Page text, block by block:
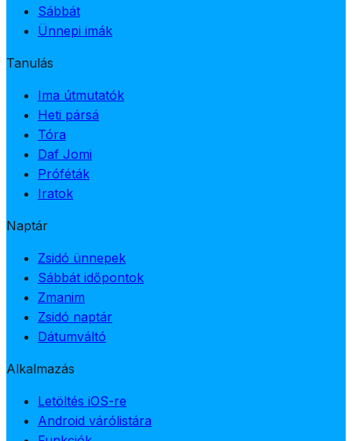
Sábbát
Ünnepi imák
Tanulás
Ima útmutatók
Heti pársá
Tóra
Daf Jomi
Próféták
Iratok
Naptár
Zsidó ünnepek
Sábbát időpontok
Zmanim
Zsidó naptár
Dátumváltó
Alkalmazás
Letöltés iOS-re
Android várólistára